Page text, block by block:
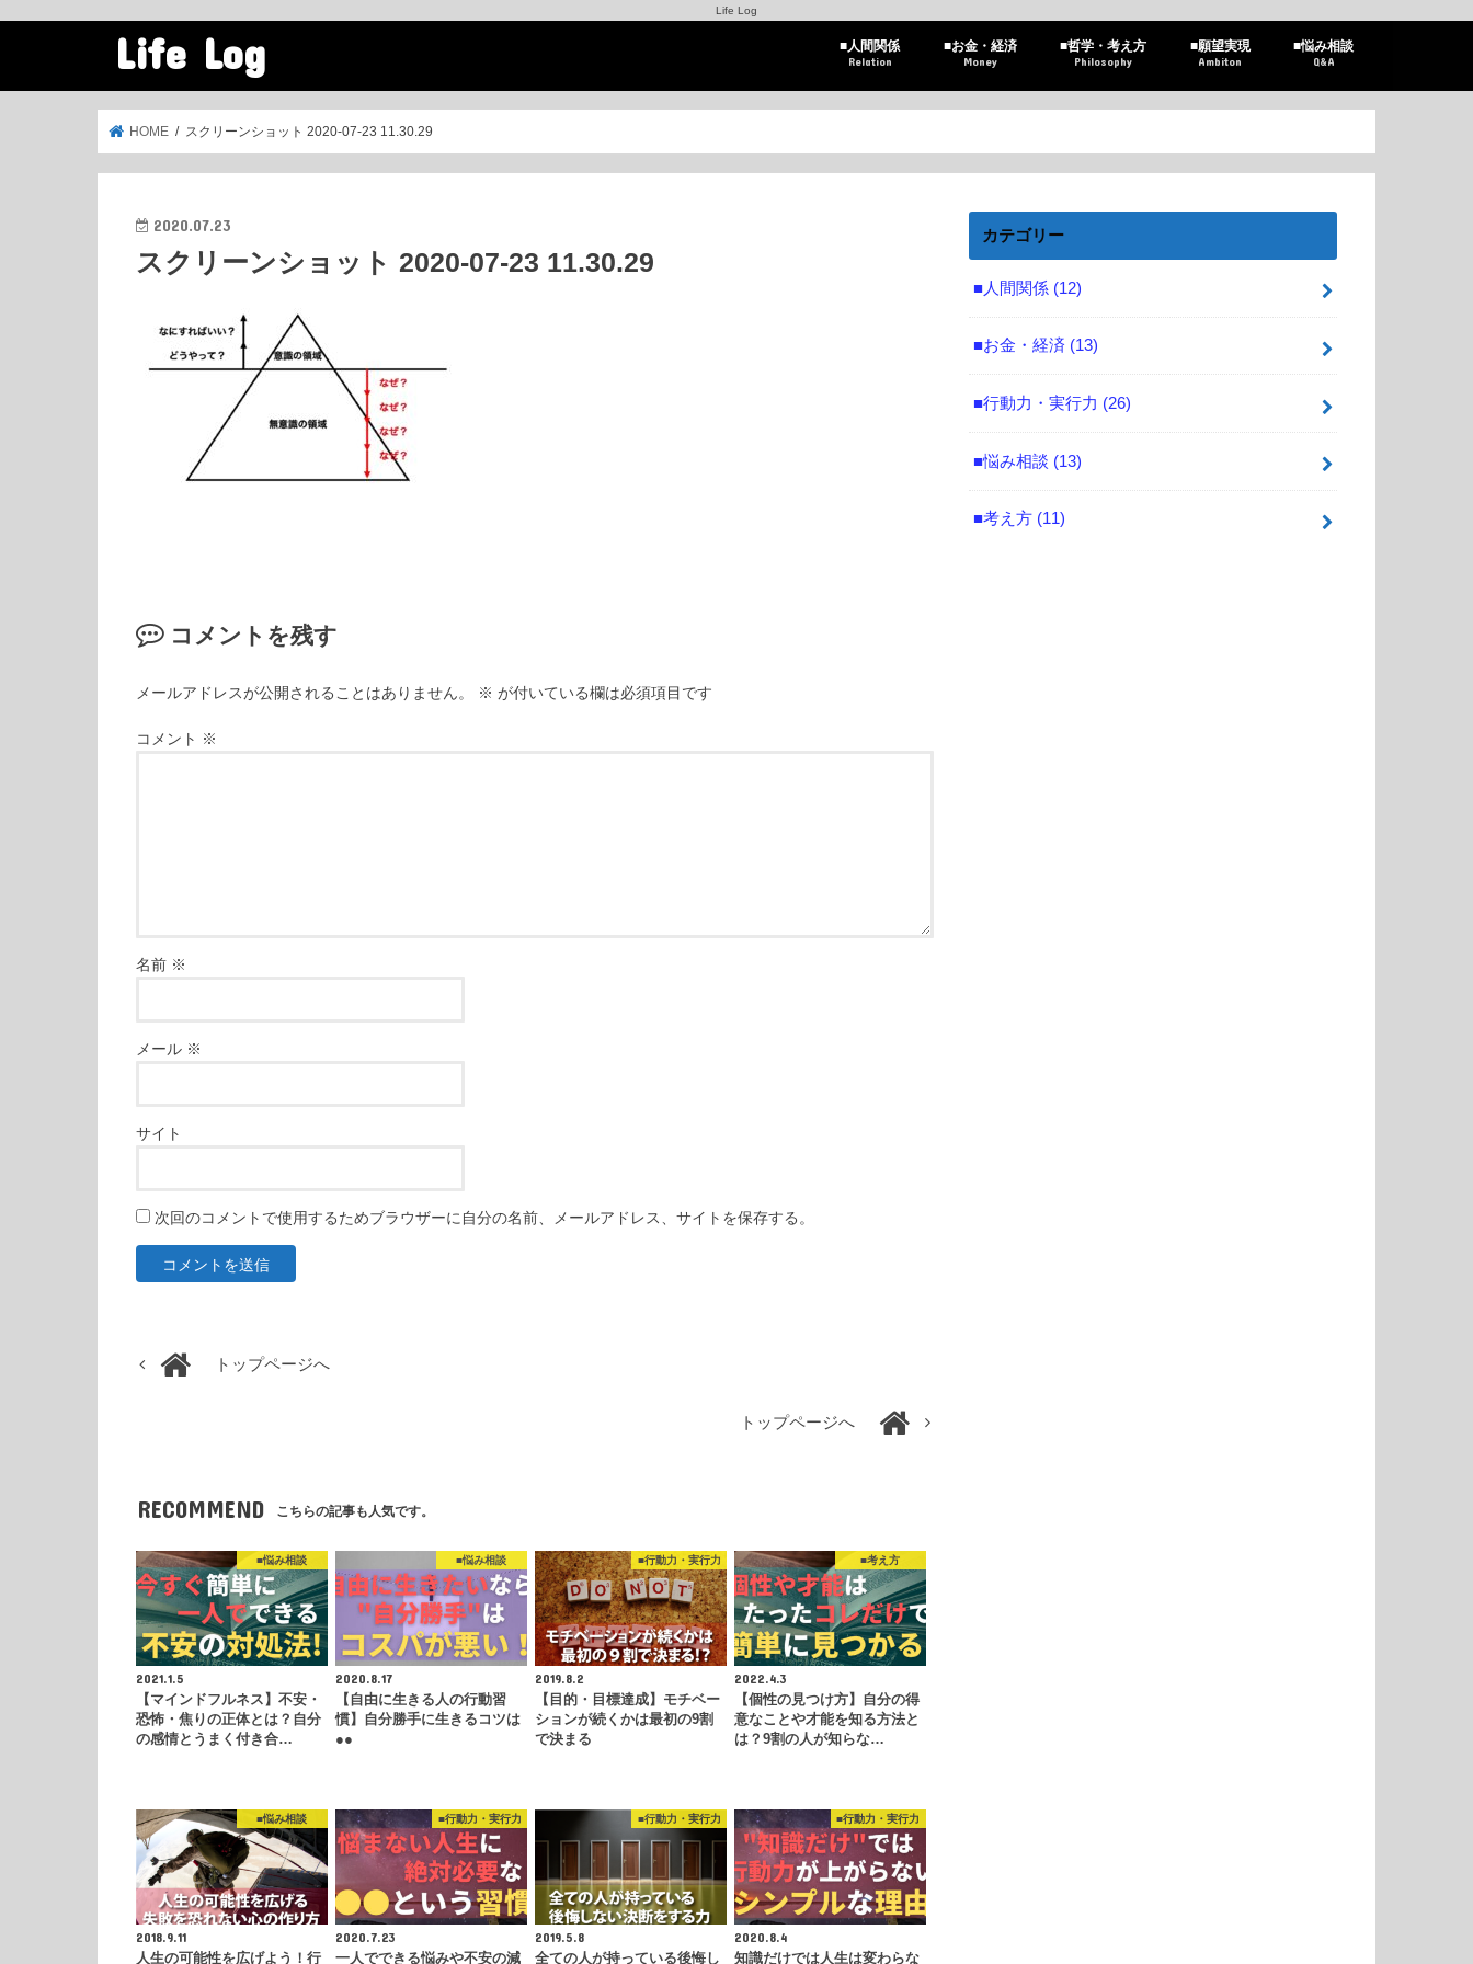
Life Log
Life Log ■人間関係
Relation
■お金・経済
Money
■哲学・考え方
Philosophy
■願望実現
Ambiton
■悩み相談
Q&A
HOME スクリーンショット 2020-07-23 11.30.29
2020.07.23
スクリーンショット 2020-07-23 11.30.29
コメントを残す
メールアドレスが公開されることはありません。 ※ が付いている欄は必須項目です
コメント ※
名前 ※
メール ※
サイト
次回のコメントで使用するためブラウザーに自分の名前、メールアドレス、サイトを保存する。
トップページへ
トップページへ
RECOMMEND こちらの記事も人気です。
■悩み相談
2021.1.5
【マインドフルネス】不安・
恐怖・焦りの正体とは？自分
の感情とうまく付き合…
■悩み相談
2020.8.17
【自由に生きる人の行動習
慣】自分勝手に生きるコツは
●●
■行動力・実行力
2019.8.2
【目的・目標達成】モチベー
ションが続くかは最初の9割
で決まる
■考え方
2022.4.3
【個性の見つけ方】自分の得
意なことや才能を知る方法と
は？9割の人が知らな…
■悩み相談
2018.9.11
人生の可能性を広げよう！行
■行動力・実行力
2020.7.23
一人でできる悩みや不安の減
■行動力・実行力
2019.5.8
全ての人が持っている後悔し
■行動力・実行力
2020.8.4
知識だけでは人生は変わらな
カテゴリー
■人間関係 (12)
■お金・経済 (13)
■行動力・実行力 (26)
■悩み相談 (13)
■考え方 (11)